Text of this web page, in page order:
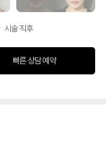
시술 직후
시술 직후
시술 직후
시술 직후
시술 직후
시술 직후
빠른 상담 예약